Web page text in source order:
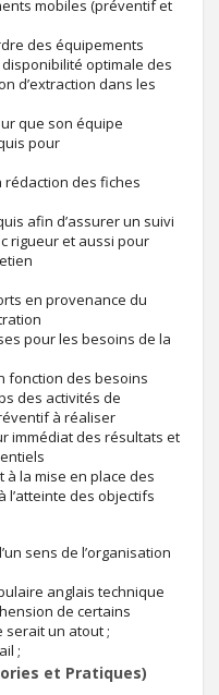
mobiles (préventif et
des équipements
optimale des
d’extraction dans les
que son équipe
pour
rédaction des fiches
afin d’assurer un suivi
rigueur et aussi pour
en provenance du
pour les besoins de la
fonction des besoins
des activités de
à réaliser
immédiat des résultats et
à la mise en place des
l’atteinte des objectifs
sens de l’organisation
anglais technique
de certains
serait un atout ;
;
et Pratiques)